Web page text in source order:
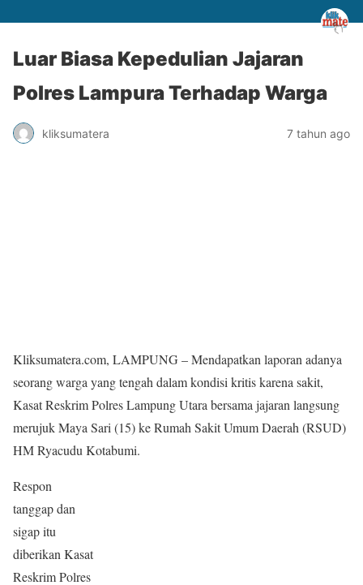
Luar Biasa Kepedulian Jajaran
Polres Lampura Terhadap Warga
kliksumatera 7 tahun ago
Kliksumatera.com, LAMPUNG – Mendapatkan laporan adanya
seorang warga yang tengah dalam kondisi kritis karena sakit,
Kasat Reskrim Polres Lampung Utara bersama jajaran langsung
merujuk Maya Sari (15) ke Rumah Sakit Umum Daerah (RSUD)
HM Ryacudu Kotabumi.
Respon
tanggap dan
sigap itu
diberikan Kasat
Reskrim Polres